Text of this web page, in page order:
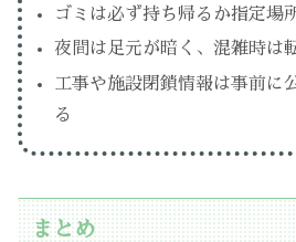
ゴミは必ず持ち帰るか指定場
夜間は足元が暗く、混雑時は
工事や施設閉鎖情報は事前に
る
まとめ